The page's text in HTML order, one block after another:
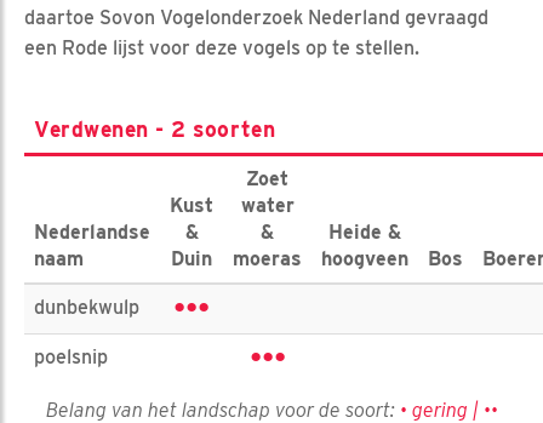
daartoe Sovon Vogelonderzoek Nederland gevraagd
een Rode lijst voor deze vogels op te stellen.
Verdwenen - 2 soorten
Nederlandse
naam
Kust
&
Duin
Zoet
water
&
moeras
Heide &
hoogveen
Bos
dunbekwulp •••
poelsnip •••
Belang van het landschap voor de soort: • gering | ••